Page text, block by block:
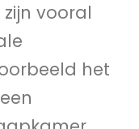
vooral
het